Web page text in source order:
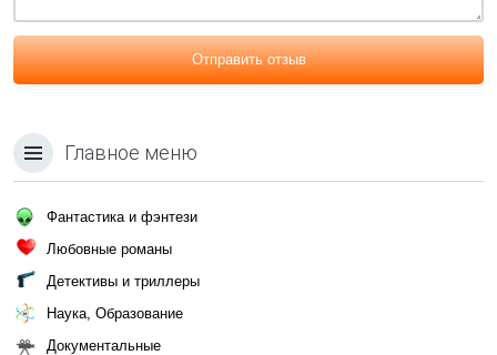
Отправить отзыв
Главное меню
Фантастика и фэнтези
Любовные романы
Детективы и триллеры
Наука, Образование
Документальные